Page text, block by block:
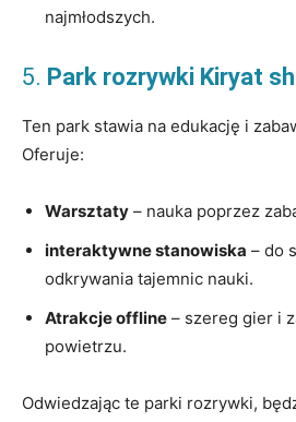
najmłodszych.
5. Park rozrywki Kiryat
Ten park stawia na edukację i
Oferuje:
Warsztaty – nauka poprzez
interaktywne stanowiska – do
odkrywania tajemnic nauki.
Atrakcje offline – szereg gier i
powietrzu.
Odwiedzając te parki rozrywki,